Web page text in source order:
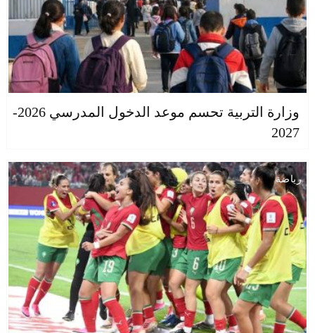
وزارة التربية تحسم موعد الدخول المدرسي 2026-
2027
رياضة